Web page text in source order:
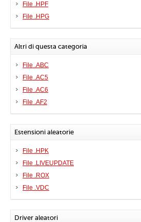
File .HPF
File .HPG
Altri di questa categoria
File .ABC
File .AC5
File .AC6
File .AF2
Estensioni aleatorie
File .HPK
File .LIVEUPDATE
File .ROX
File .VDC
Driver aleatori